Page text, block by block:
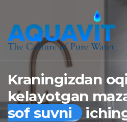
Kraningizdan
kelayotgan
sof suvni